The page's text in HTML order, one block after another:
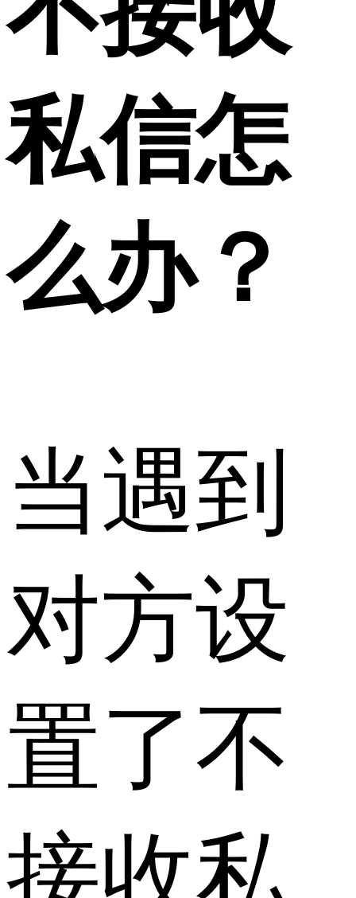
私信怎
么办？
当遇到
对方设
置了不
接收私